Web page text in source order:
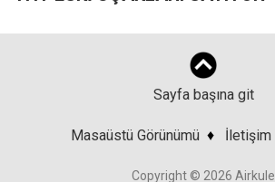
Sayfa başına git
Masaüstü Görünümü ♦ İletişim
Copyright © 2026 Airkule